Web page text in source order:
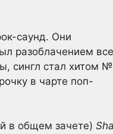
саунд. Они
разоблачением
сингл стал хитом
в чарте поп-
в общем зачете)